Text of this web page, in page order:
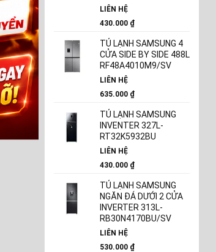
LIÊN HỆ
430.000 ₫
TỦ LẠNH SAMSUNG 4
CỬA SIDE BY SIDE 488L
RF48A4010M9/SV
LIÊN HỆ
635.000 ₫
TỦ LẠNH SAMSUNG
INVENTER 327L-
RT32K5932BU
LIÊN HỆ
430.000 ₫
TỦ LẠNH SAMSUNG
NGĂN ĐÁ DƯỚI 2 CỬA
INVERTER 313L-
RB30N4170BU/SV
LIÊN HỆ
530.000 ₫